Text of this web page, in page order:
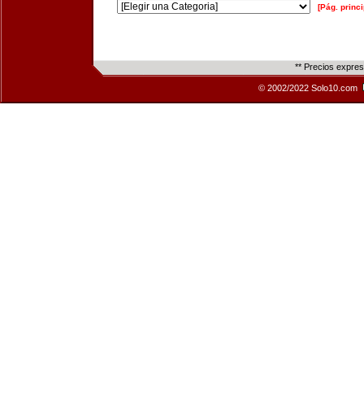
[Pág.
** Precios
© 2002/2022 Solo10.com